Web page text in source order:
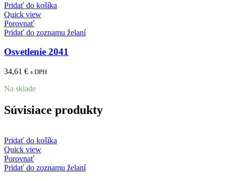
Pridať do košíka
Quick view
Porovnať
Pridať do zoznamu želaní
Osvetlenie 2041
34,61 € s DPH
Na sklade
Súvisiace produkty
Pridať do košíka
Quick view
Porovnať
Pridať do zoznamu želaní